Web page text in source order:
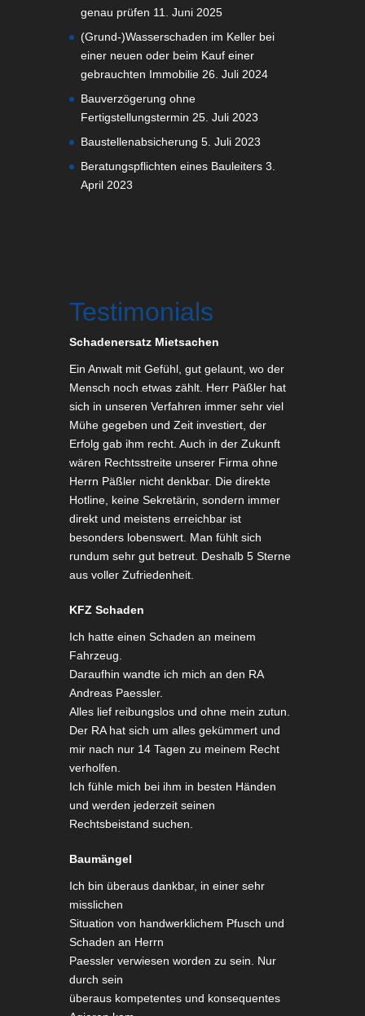
genau prüfen 11. Juni 2025
(Grund-)Wasserschaden im Keller bei
einer neuen oder beim Kauf einer
gebrauchten Immobilie 26. Juli 2024
Bauverzögerung ohne
Fertigstellungstermin 25. Juli 2023
Baustellenabsicherung 5. Juli 2023
Beratungspflichten eines Bauleiters 3.
April 2023
Testimonials
Schadenersatz Mietsachen
Ein Anwalt mit Gefühl, gut gelaunt, wo der
Mensch noch etwas zählt. Herr Päßler hat
sich in unseren Verfahren immer sehr viel
Mühe gegeben und Zeit investiert, der
Erfolg gab ihm recht. Auch in der Zukunft
wären Rechtsstreite unserer Firma ohne
Herrn Päßler nicht denkbar. Die direkte
Hotline, keine Sekretärin, sondern immer
direkt und meistens erreichbar ist
besonders lobenswert. Man fühlt sich
rundum sehr gut betreut. Deshalb 5 Sterne
aus voller Zufriedenheit.
KFZ Schaden
Ich hatte einen Schaden an meinem
Fahrzeug.
Daraufhin wandte ich mich an den RA
Andreas Paessler.
Alles lief reibungslos und ohne mein zutun.
Der RA hat sich um alles gekümmert und
mir nach nur 14 Tagen zu meinem Recht
verholfen.
Ich fühle mich bei ihm in besten Händen
und werden jederzeit seinen
Rechtsbeistand suchen.
Baumängel
Ich bin überaus dankbar, in einer sehr
misslichen
Situation von handwerklichem Pfusch und
Schaden an Herrn
Paessler verwiesen worden zu sein. Nur
durch sein
überaus kompetentes und konsequentes